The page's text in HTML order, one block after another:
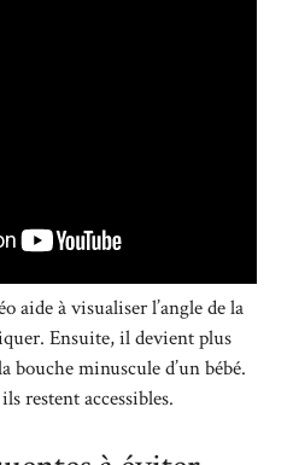
aide à visualiser l’angle de la
Ensuite, il devient plus
bouche minuscule d’un bébé.
restent accessibles.